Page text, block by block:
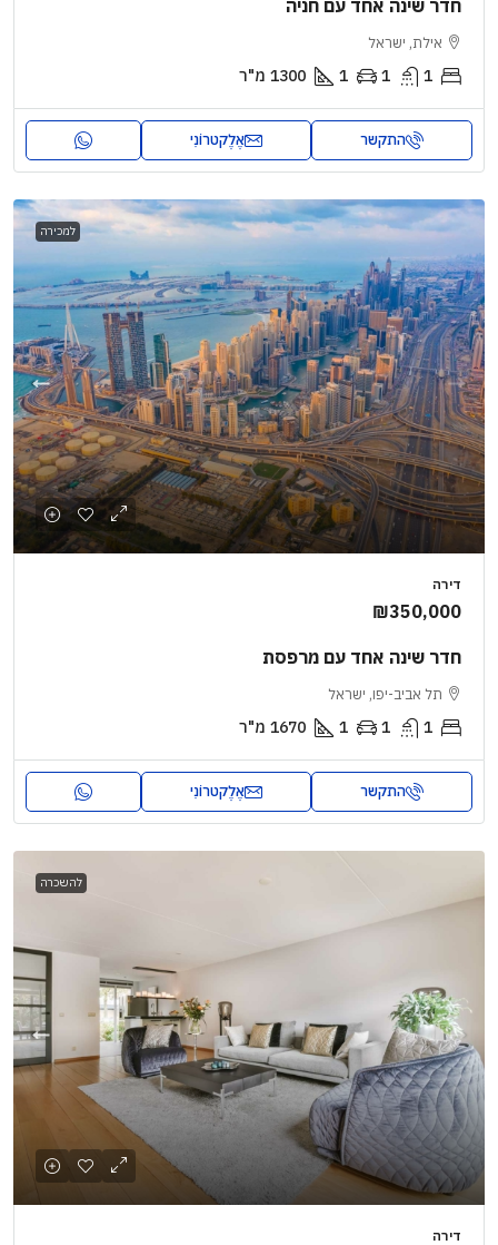
חדר שינה אחד עם חניה
אילת, ישראל
1
1
1
1300 מ"ר
התקשר אֶלֶקטרוֹנִי
למכירה
דירה
₪350,000
חדר שינה אחד עם מרפסת
תל אביב-יפו, ישראל
1
1
1
1670 מ"ר
התקשר אֶלֶקטרוֹנִי
להשכרה
דירה